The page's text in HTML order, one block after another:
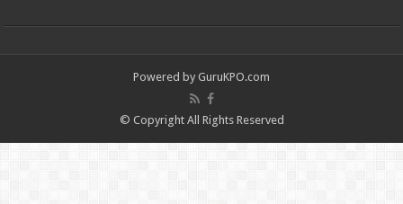
Powered by GuruKPO.com
© Copyright All Rights Reserved